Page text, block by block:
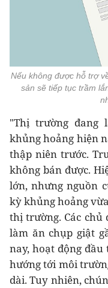
Nếu không được hỗ trợ
sản sẽ tiếp tục trầm
"Thị trường đang
khủng hoảng hiện
thập niên trước.
không bán được.
lớn, nhưng nguồn
kỳ khủng hoảng
thị trường. Các chủ
làm ăn chụp giật
nay, hoạt động
hướng tới môi
dài. Tuy nhiên,